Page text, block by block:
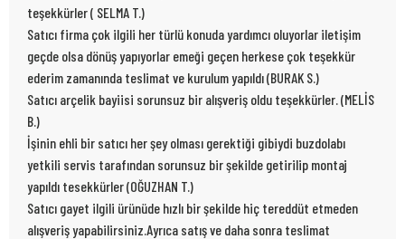
teşekkürler ( SELMA T.)
Satıcı firma çok ilgili her türlü konuda yardımcı oluyorlar iletişim
geçde olsa dönüş yapıyorlar emeği geçen herkese çok teşekkür
ederim zamanında teslimat ve kurulum yapıldı (BURAK S.)
Satıcı arçelik bayiisi sorunsuz bir alışveriş oldu teşekkürler. (MELİS
B.)
İşinin ehli bir satıcı her şey olması gerektiği gibiydi buzdolabı
yetkili servis tarafından sorunsuz bir şekilde getirilip montaj
yapıldı tesekkürler (OĞUZHAN T.)
Satıcı gayet ilgili ürünüde hızlı bir şekilde hiç tereddüt etmeden
alışveriş yapabilirsiniz.Ayrıca satış ve daha sonra teslimat